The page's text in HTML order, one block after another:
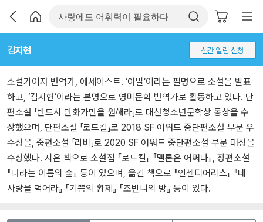
김지현 신간 알림 신청
소설가이자 번역가, 에세이스트. ‘아밀’이라는 필명으로 소설을 발표
하고, ‘김지현’이라는 본명으로 영미문학 번역가로 활동하고 있다. 단
편소설 「반드시 만화가만을 원해라」로 대산청소년문학상 동상을 수
상했으며, 단편소설 「로드킬」로 2018 SF 어워드 중단편소설 부문 우
수상을, 중편소설 「라비」로 2020 SF 어워드 중단편소설 부문 대상을
수상했다. 지은 책으로 소설집 『로드킬』 『멜론은 어쩌다』, 장편소설
『너라는 이름의 숲』 등이 있으며, 옮긴 책으로 『인센디어리스』 『네
사랑을 먹어라』 『기쁨의 황제』 『조반니의 방』 등이 있다.